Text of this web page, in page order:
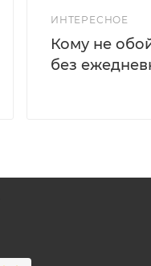
ИНТЕРЕСНОЕ
Кому не
без